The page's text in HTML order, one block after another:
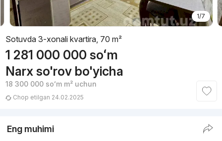
1/7
Sotuvda 3-xonali kvartira, 70 m²
1 281 000 000 soʻm
Narx so'rov bo'yicha
18 300 000 soʻmm² uchun
Chop etilgan 24.02.2025
Eng muhimi